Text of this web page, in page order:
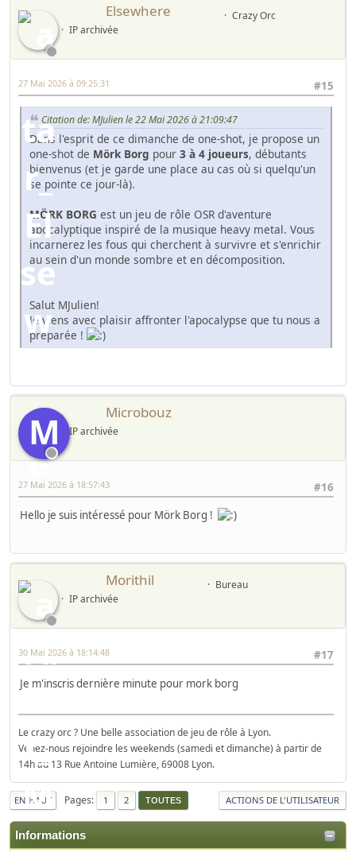
Informations
Elsewhere
Crazy Orc
IP archivée
#15
27 Mai 2026 à 09:25:31
Citation de: MJulien le 22 Mai 2026 à 21:09:47
Dans l'esprit de ce dimanche de one-shot, je propose un
one-shot de Mörk Borg pour 3 à 4 joueurs, débutants
bienvenus (et je garde une place au cas où si quelqu'un
se pointe ce jour-là).
MÖRK BORG est un jeu de rôle OSR d'aventure
apocalyptique inspiré de la musique heavy metal. Vous
incarnerez les fous qui cherchent à survivre et s'enrichir
au sein d'un monde sombre et en décomposition.
Salut MJulien!
Je viens avec plaisir affronter l'apocalypse que tu nous a
préparée !
Microbouz
M IP archivée
#16
27 Mai 2026 à 18:57:43
Hello je suis intéressé pour Mörk Borg !
Morithil
Bureau
IP archivée
#17
30 Mai 2026 à 18:14:48
Je m'inscris dernière minute pour mork borg
Le crazy orc ? Une belle association de jeu de rôle à Lyon.
Venez-nous rejoindre les weekends (samedi et dimanche) à partir de
14h au 13 Rue Antoine Lumière, 69008 Lyon.
EN HAUT Pages 1 2 TOUTES ACTIONS DE L'UTILISATEUR